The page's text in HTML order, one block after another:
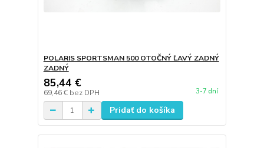
POLARIS SPORTSMAN 500 OTOČNÝ ĽAVÝ ZADNÝ
ZADNÝ
85,44 €
69,46 € bez DPH 3-7 dní
Pridať do košíka